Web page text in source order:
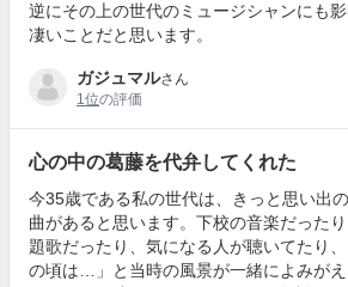
逆にその上の世代のミュージシャンにも
凄いことだと思います。
ガジュマルさん
1位の評価
心の中の葛藤を代弁してくれた
今35歳である私の世代は、きっと思い出
曲があると思います。下校の音楽だった
題歌だったり、気になる人が聴いてたり
の頃は…」と当時の風景が一緒によみがえ